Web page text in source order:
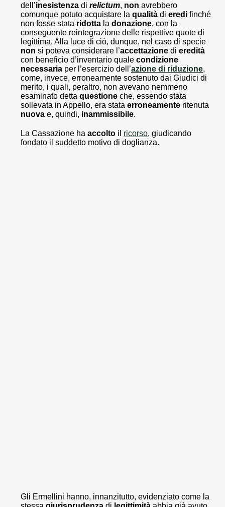
dell’inesistenza di relictum, non avrebbero
comunque potuto acquistare la qualità di eredi finché
non fosse stata ridotta la donazione, con la
conseguente reintegrazione delle rispettive quote di
legittima. Alla luce di ciò, dunque, nel caso di specie
non si poteva considerare l’accettazione di eredità
con beneficio d’inventario quale condizione
necessaria per l’esercizio dell’azione di riduzione,
come, invece, erroneamente sostenuto dai Giudici di
merito, i quali, peraltro, non avevano nemmeno
esaminato detta questione che, essendo stata
sollevata in Appello, era stata erroneamente ritenuta
nuova e, quindi, inammissibile.
La Cassazione ha accolto il ricorso, giudicando
fondato il suddetto motivo di doglianza.
Gli Ermellini hanno, innanzitutto, evidenziato come la